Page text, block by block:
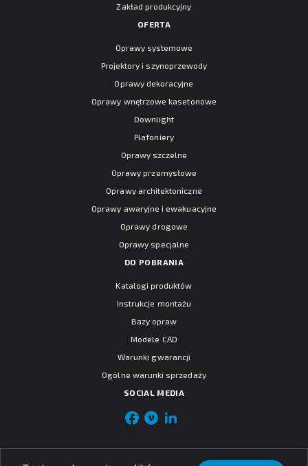
Zakład produkcyjny
OFERTA
Oprawy systemowe
Projektory i szynoprzewody
Oprawy dekoracyjne
Oprawy wnętrzowe kasetonowe
Downlight
Plafoniery
Oprawy szczelne
Oprawy przemysłowe
Oprawy architektoniczne
Oprawy awaryjne i ewakuacyjne
Oprawy drogowe
Oprawy specjalne
DO POBRANIA
Katalogi produktów
Instrukcje montażu
Bazy opraw
Modele CAD
Warunki gwarancji
Ogólne warunki sprzedaży
SOCIAL MEDIA